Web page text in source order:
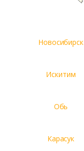
Ваш телефон*
Новосибирск
Искитим
Обь
Карасук